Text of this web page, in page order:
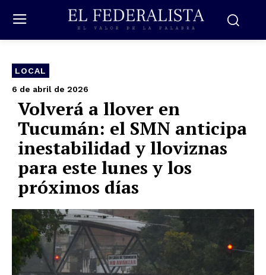
LOCAL
6 de abril de 2026
Volverá a llover en
Tucumán: el SMN anticipa
inestabilidad y lloviznas
para este lunes y los
próximos días